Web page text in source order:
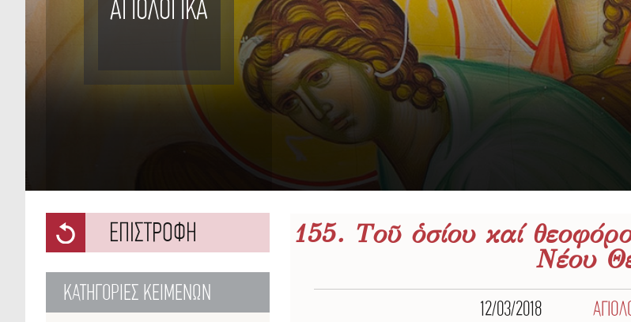
ΑΓΙΟΛΟΓΙΚΑ
ΕΠΙΣΤΡΟΦΗ
ΚΑΤΗΓΟΡΙΕΣ ΚΕΙΜΕΝΩΝ
155. Τοῦ ὁσίου καί
Νέου
12/03/2018